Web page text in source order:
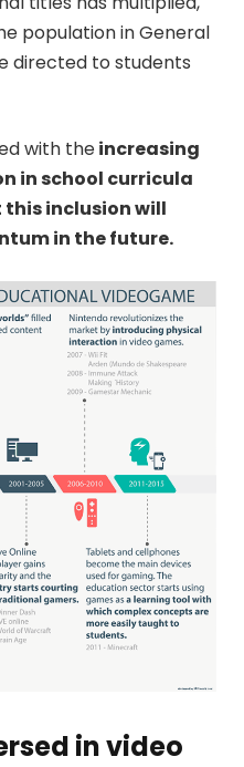
population in General
directed to students
with theincreasing
in school curricula
inclusion will
in the future.
in video